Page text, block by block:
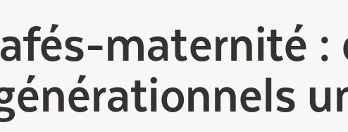
maternité :